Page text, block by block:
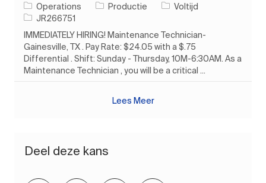
Operations
Categorie
Productie Soort baan
Voltijd
Taak-ID
JR266751
IMMEDIATELY HIRING! Maintenance Technician-
Gainesville, TX . Pay Rate: $24.05 with a $.75
Differential . Shift: Sunday - Thursday, 10M-6:30AM. As a
Maintenance Technician , you will be a critical ...
Lees Meer
Deel deze kans